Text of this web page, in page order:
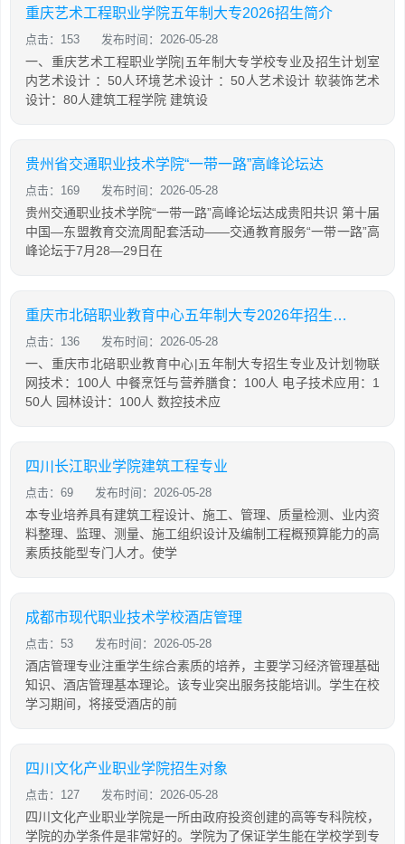
重庆艺术工程职业学院五年制大专2026招生简介
点击：153 发布时间：2026-05-28
一、重庆艺术工程职业学院|五年制大专学校专业及招生计划室
内艺术设计 ：50人环境艺术设计 ：50人艺术设计 软装饰艺术
设计：80人建筑工程学院 建筑设
贵州省交通职业技术学院“一带一路”高峰论坛达
点击：169 发布时间：2026-05-28
贵州交通职业技术学院“一带一路”高峰论坛达成贵阳共识 第十届
中国—东盟教育交流周配套活动——交通教育服务“一带一路”高
峰论坛于7月28—29日在
重庆市北碚职业教育中心五年制大专2026年招生简介
点击：136 发布时间：2026-05-28
一、重庆市北碚职业教育中心|五年制大专招生专业及计划物联
网技术：100人 中餐烹饪与营养膳食：100人 电子技术应用：1
50人 园林设计：100人 数控技术应
四川长江职业学院建筑工程专业
点击：69 发布时间：2026-05-28
本专业培养具有建筑工程设计、施工、管理、质量检测、业内资
料整理、监理、测量、施工组织设计及编制工程概预算能力的高
素质技能型专门人才。使学
成都市现代职业技术学校酒店管理
点击：53 发布时间：2026-05-28
酒店管理专业注重学生综合素质的培养，主要学习经济管理基础
知识、酒店管理基本理论。该专业突出服务技能培训。学生在校
学习期间，将接受酒店的前
四川文化产业职业学院招生对象
点击：127 发布时间：2026-05-28
四川文化产业职业学院是一所由政府投资创建的高等专科院校，
学院的办学条件是非常好的。学院为了保证学生能在学校学到专